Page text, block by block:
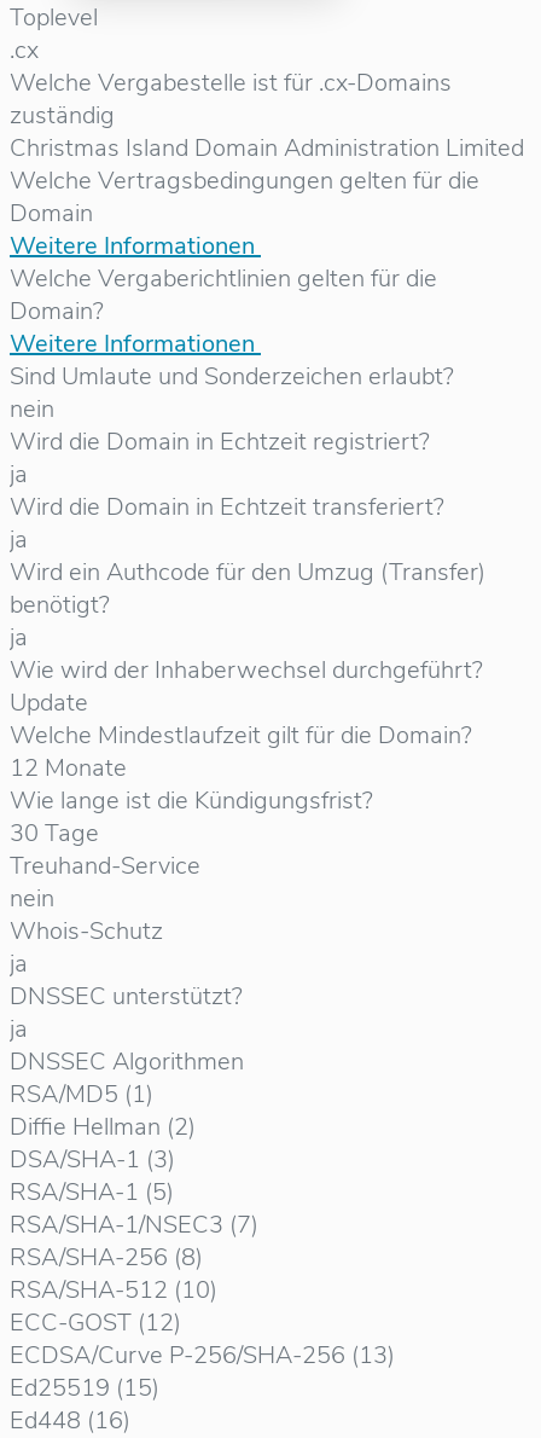
Toplevel
.cx
Welche Vergabestelle ist für .cx-Domains
zuständig
Christmas Island Domain Administration Limited
Welche Vertragsbedingungen gelten für die
Domain
Weitere Informationen
Welche Vergaberichtlinien gelten für die
Domain?
Weitere Informationen
Sind Umlaute und Sonderzeichen erlaubt?
nein
Wird die Domain in Echtzeit registriert?
ja
Wird die Domain in Echtzeit transferiert?
ja
Wird ein Authcode für den Umzug (Transfer)
benötigt?
ja
Wie wird der Inhaberwechsel durchgeführt?
Update
Welche Mindestlaufzeit gilt für die Domain?
12 Monate
Wie lange ist die Kündigungsfrist?
30 Tage
Treuhand-Service
nein
Whois-Schutz
ja
DNSSEC unterstützt?
ja
DNSSEC Algorithmen
RSA/MD5 (1)
Diffie Hellman (2)
DSA/SHA-1 (3)
RSA/SHA-1 (5)
RSA/SHA-1/NSEC3 (7)
RSA/SHA-256 (8)
RSA/SHA-512 (10)
ECC-GOST (12)
ECDSA/Curve P-256/SHA-256 (13)
Ed25519 (15)
Ed448 (16)